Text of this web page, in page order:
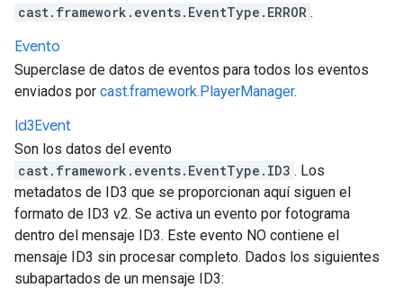
cast.framework.events.EventType.ERROR .
Evento
Superclase de datos de eventos para todos los eventos
enviados por cast.framework.PlayerManager.
Id3Event
Son los datos del evento
cast.framework.events.EventType.ID3 . Los
metadatos de ID3 que se proporcionan aquí siguen el
formato de ID3 v2. Se activa un evento por fotograma
dentro del mensaje ID3. Este evento NO contiene el
mensaje ID3 sin procesar completo. Dados los siguientes
subapartados de un mensaje ID3: